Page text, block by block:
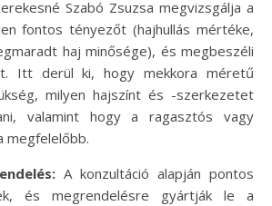
Szabó Zsuzsa megvizsgálja a
fontos tényezőt (hajhullás mértéke,
haj minősége), és megbeszéli
Itt derül ki, hogy mekkora méretű
milyen hajszínt és -szerkezetet
valamint hogy a ragasztós vagy
megfelelőbb.
A konzultáció alapján pontos
és megrendelésre gyártják le a